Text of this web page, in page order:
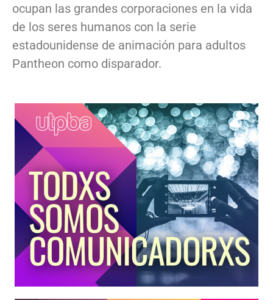
ocupan las grandes corporaciones en la vida
de los seres humanos con la serie
estadounidense de animación para adultos
Pantheon como disparador.